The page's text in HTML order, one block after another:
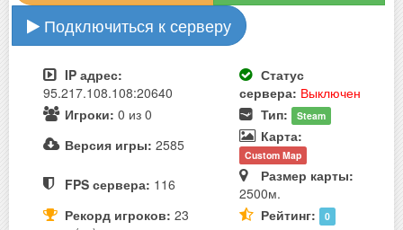
Подключиться к серверу
IP адрес:
95.217.108.108:20640
Статус
сервера: Выключен
Игроки: 0 из 0 Тип: Steam
Версия игры: 2585 Карта:
Custom Map
FPS сервера: 116
Размер карты:
2500м.
Рекорд игроков: 23
Рейтинг: 0